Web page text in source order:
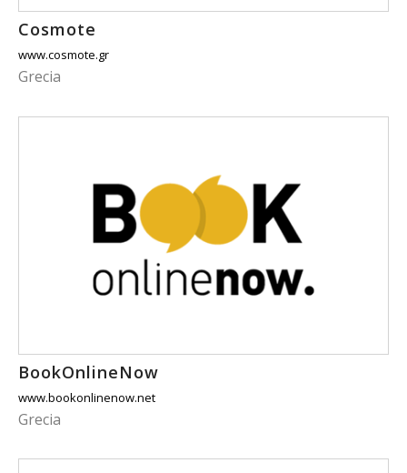
Cosmote
www.cosmote.gr
Grecia
BookOnlineNow
www.bookonlinenow.net
Grecia